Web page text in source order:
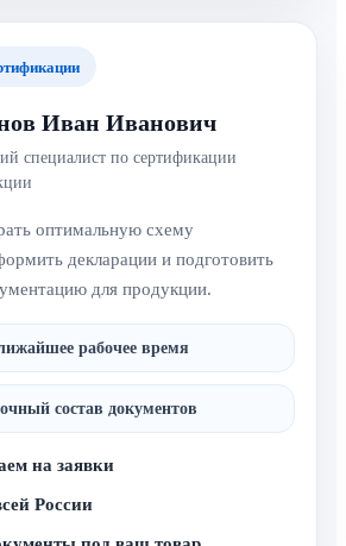
Иван Иванович
специалист по сертификации
оптимальную схему
декларации и подготовить
для продукции.
рабочее время
состав документов
на заявки
России